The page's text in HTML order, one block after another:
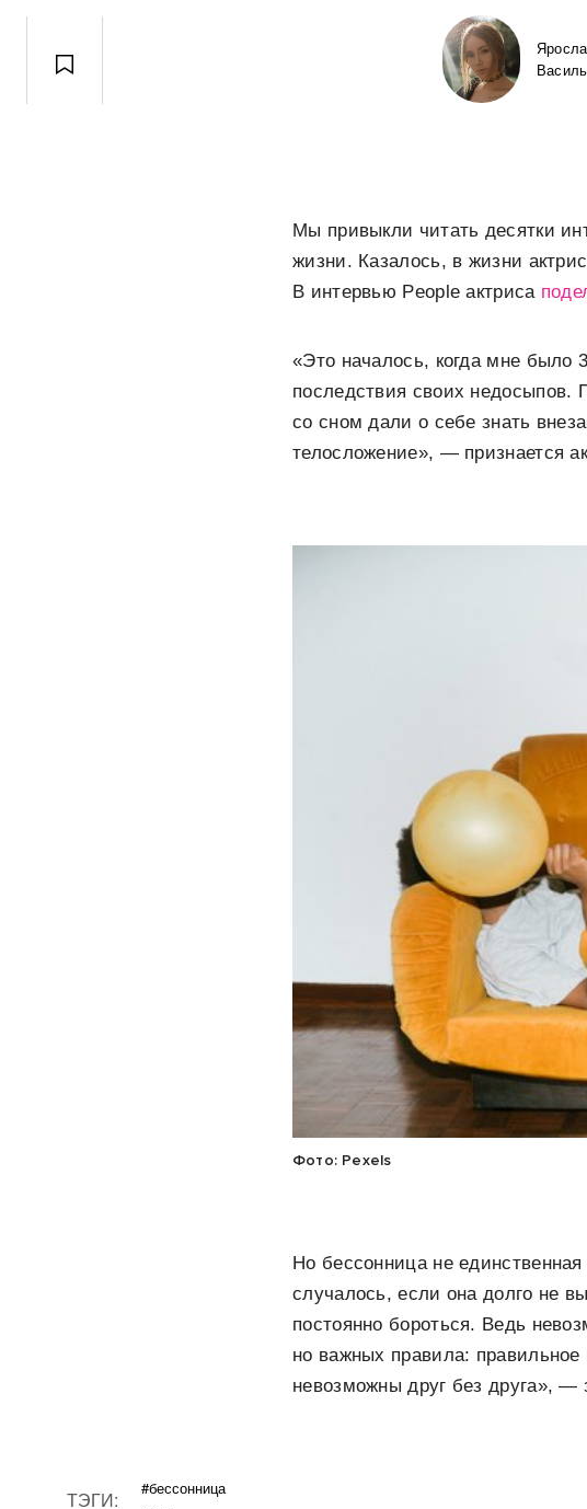
Мы привыкли читать десятки
жизни. Казалось, в жизни
В интервью People актриса
«Это началось, когда мне было
последствия своих
со сном дали о себе знать
телосложение», — признается
Фото: Pexels
Но бессонница не
случалось, если она долго не
постоянно бороться. Ведь
но важных правила:
невозможны друг без друга», —
ТЭГИ:
#бессонница